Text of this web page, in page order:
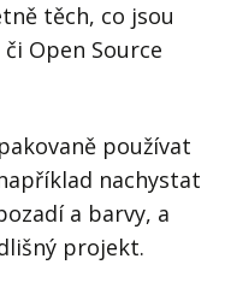
těch, co jsou
Open Source
používat
nachystat
a barvy, a
projekt.